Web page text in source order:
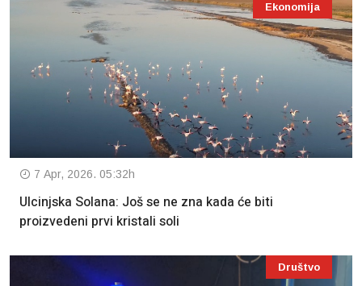
Ekonomija
7 Apr, 2026. 05:32h
Ulcinjska Solana: Još se ne zna kada će biti
proizvedeni prvi kristali soli
Društvo